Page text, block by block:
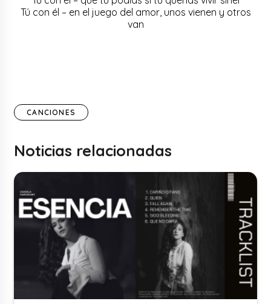
Tú con él – en el juego del amor, unos vienen y otros
van
CANCIONES
Noticias relacionadas